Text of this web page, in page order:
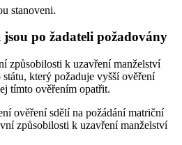
stanoveni.
po žadateli požadovány
způsobilosti k uzavření manželství
který požaduje vyšší ověření
tímto ověřením opatřit.
ověření sdělí na požádání matriční
způsobilosti k uzavření manželství